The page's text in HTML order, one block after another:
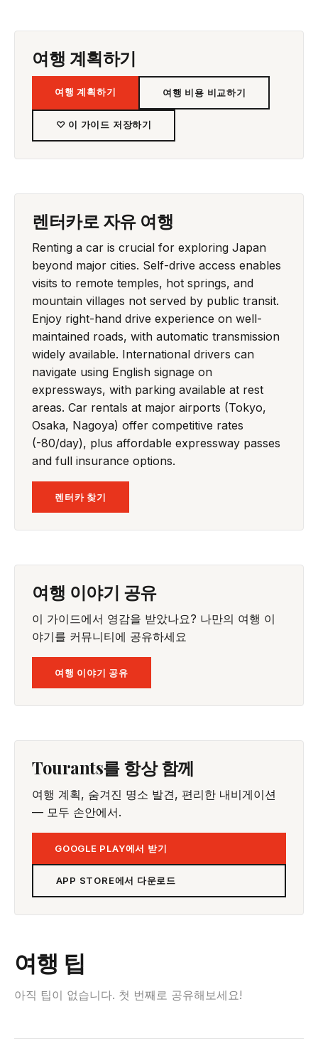
여행 계획하기
여행 계획하기 여행 비용 비교하기
♡ 이 가이드 저장하기
렌터카로 자유 여행
Renting a car is crucial for exploring Japan
beyond major cities. Self-drive access enables
visits to remote temples, hot springs, and
mountain villages not served by public transit.
Enjoy right-hand drive experience on well-
maintained roads, with automatic transmission
widely available. International drivers can
navigate using English signage on
expressways, with parking available at rest
areas. Car rentals at major airports (Tokyo,
Osaka, Nagoya) offer competitive rates
(-80/day), plus affordable expressway passes
and full insurance options.
렌터카 찾기
여행 이야기 공유
이 가이드에서 영감을 받았나요? 나만의 여행 이
야기를 커뮤니티에 공유하세요
여행 이야기 공유
Tourants를 항상 함께
여행 계획, 숨겨진 명소 발견, 편리한 내비게이션
— 모두 손안에서.
GOOGLE PLAY에서 받기
APP STORE에서 다운로드
여행 팁
아직 팁이 없습니다. 첫 번째로 공유해보세요!